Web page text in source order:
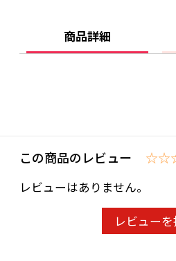
商品詳細
この商品のレビュー
レビューはありません。
レビュー